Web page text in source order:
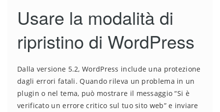
Usare la modalità di
ripristino di WordPress
Dalla versione 5.2, WordPress include una protezione
dagli errori fatali. Quando rileva un problema in un
plugin o nel tema, può mostrare il messaggio “Si è
verificato un errore critico sul tuo sito web” e inviare